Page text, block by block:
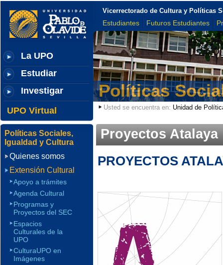
La UPO
Estudiar
Investigar
UPO Virtual
Vicerrectorado de Cultura y Políticas
Estudiantes Futuros Estudiantes
Políticas
Usted se encuentra en: Unidad de
Proyectos Atalaya
PROYECTOS
Políticas Sociales,
Igualdad y Cultura
Quienes somos
Extensión Cultural
Apoyo a trámites
Agenda Cultural
Programas y
Proyectos del SEC
Espacios
Culturales de la
UPO
CulturaUPO en
Imágenes